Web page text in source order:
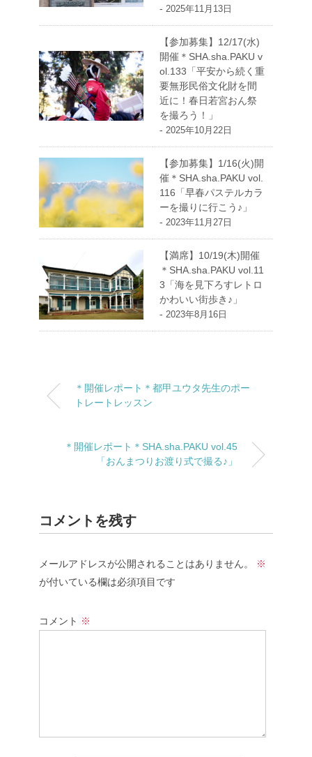
- 2025年11月13日
【参加募集】12/17(水)
開催＊SHA.sha.PAKU v
ol.133「平安から続く重
要無形民俗文化財を間
近に！春日若宮おん祭
を撮ろう！」
- 2025年10月22日
【参加募集】1/16(火)開
催＊SHA.sha.PAKU vol.
116「早春パステルカラ
ーを撮りに行こう♪」
- 2023年11月27日
【満席】10/19(木)開催
＊SHA.sha.PAKU vol.11
3「海を見下ろすレトロ
かわいい街歩き♪」
- 2023年8月16日
＊開催レポート＊都甲ユウタ先生のポー
トレートレッスン
＊開催レポート＊SHA.sha.PAKU vol.45
「おんまつりお渡り式で撮る♪」
コメントを残す
メールアドレスが公開されることはありません。
※
が付いている欄は必須項目です
コメント ※